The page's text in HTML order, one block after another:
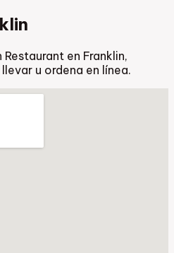
en Franklin,
u ordena en línea.